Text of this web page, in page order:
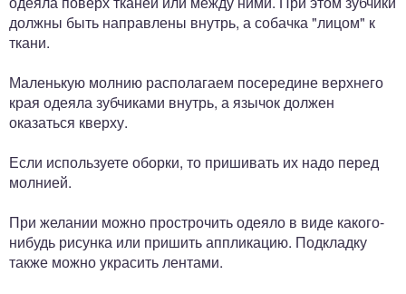
должны быть направлены внутрь, а собачка "лицом" к
ткани.
Маленькую молнию располагаем посередине верхнего
края одеяла зубчиками внутрь, а язычок должен
оказаться кверху.
Если используете оборки, то пришивать их надо перед
молнией.
При желании можно прострочить одеяло в виде какого-
нибудь рисунка или пришить аппликацию. Подкладку
также можно украсить лентами.